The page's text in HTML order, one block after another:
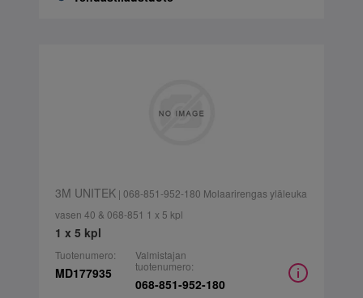
3M UNITEK| 068-851-952-180 Molaarirengas yläleuka
vasen 40 & 068-851 1 x 5 kpl
1 x 5 kpl
Tuotenumero:
MD177935
Valmistajan
tuotenumero:
068-851-952-180